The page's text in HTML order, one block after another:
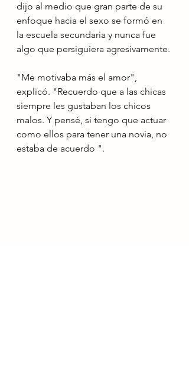
dijo al medio que gran parte de su
enfoque hacia el sexo se formó en
la escuela secundaria y nunca fue
algo que persiguiera agresivamente.
"Me motivaba más el amor",
explicó. "Recuerdo que a las chicas
siempre les gustaban los chicos
malos. Y pensé, si tengo que actuar
como ellos para tener una novia, no
estaba de acuerdo ".